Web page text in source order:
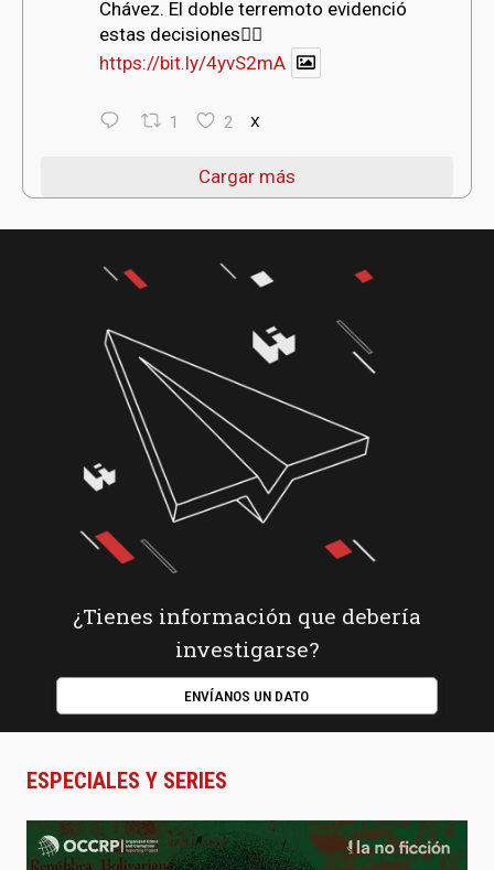
Chávez. El doble terremoto evidenció
estas decisiones👇🏻
https://bit.ly/4yvS2mA
1 2 X
Cargar más
¿Tienes información que debería
investigarse?
ENVÍANOS UN DATO
ESPECIALES Y SERIES